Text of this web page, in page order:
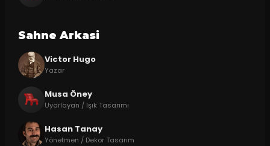
Sahne Arkasi
Victor Hugo
Yazar
Musa Öney
Uyarlayan / Işık Tasarımı
Hasan Tanay
Yönetmen / Dekor Tasarım